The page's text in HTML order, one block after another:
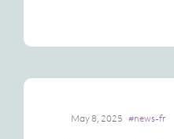
May 8, 2025 #news-fr